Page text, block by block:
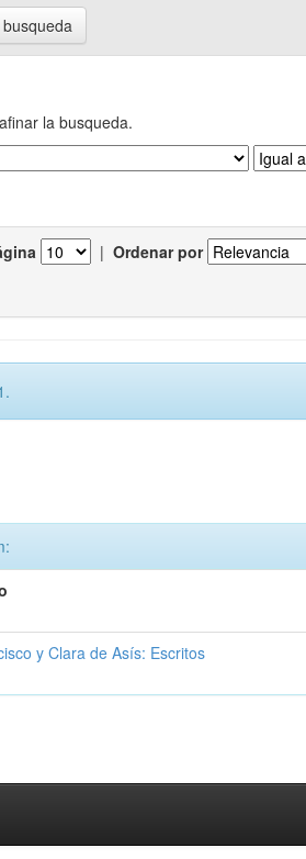
la busqueda.
| Ordenar por
y Clara de Asís: Escritos